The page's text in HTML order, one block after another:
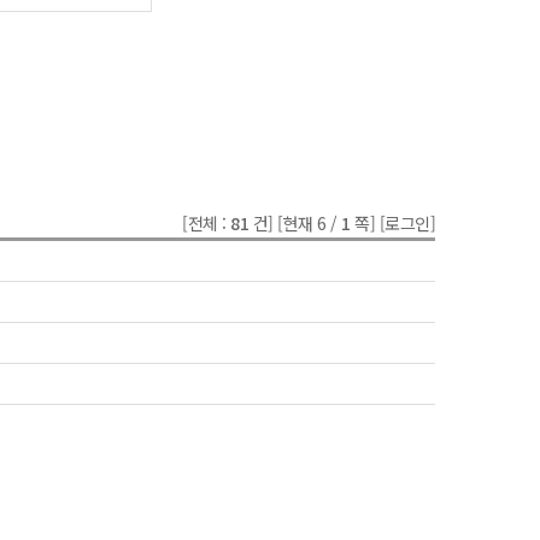
[전체 : 81 건] [현재 6 / 1 쪽] [로그인]